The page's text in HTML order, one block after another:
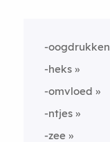
-oogdrukken
-heks
-omvloed
-ntjes
-zee